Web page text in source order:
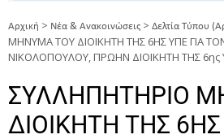
Αρχική > Νέα & Ανακοινώσεις > Δελτία Τύπου
ΜΗΝΥΜΑ ΤΟΥ ΔΙΟΙΚΗΤΗ ΤΗΣ 6ΗΣ ΥΠΕ ΓΙΑ
ΝΙΚΟΛΟΠΟΥΛΟΥ, ΠΡΩΗΝ ΔΙΟΙΚΗΤΗ ΤΗΣ 6ης
ΣΥΛΛΗΠΗΤΗΡΙΟ
ΔΙΟΙΚΗΤΗ ΤΗΣ 6ΗΣ